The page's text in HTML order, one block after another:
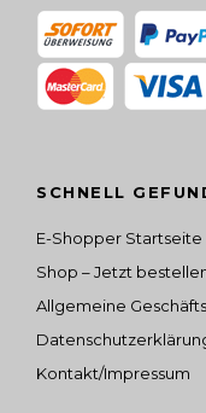
SCHNELL
E-Shopper Startseite
Shop – Jetzt
Allgemeine
Kontakt/Impressum